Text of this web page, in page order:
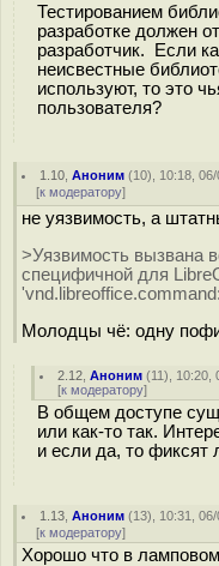
Тестированием
разработке должен
разработчик. Если
неисвестные
используют, то это
пользователя?
1.10 ,Аноним (10), 10:18,
[к модератору]
не уязвимость, а
>Уязвимость вызвана
специфичной для
Молодцы чё: одну
2.12 ,Аноним (11), 10:20,
[к модератору]
В общем доступе
или как-то так.
и если да, то
1.13 ,Аноним (13), 10:31,
[к модератору]
Хорошо что в